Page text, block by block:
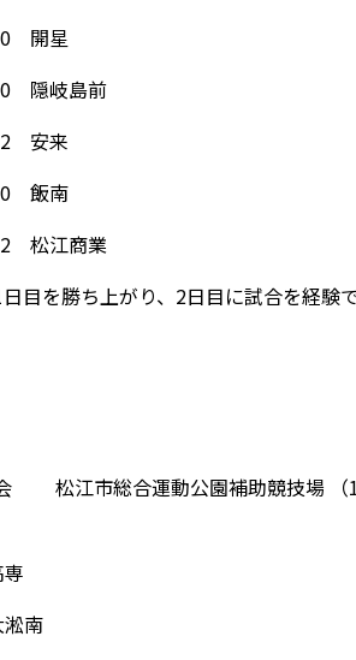
星
前
来
飯南
業
目を勝ち上がり、2日目に試合を経験
松江市総合運動公園補助競技場 （
南